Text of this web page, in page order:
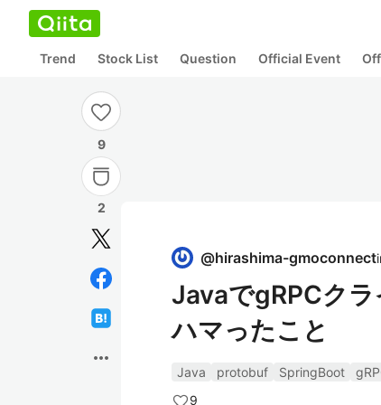
Trend Stock List Question Official Event
9
2
more_horiz
@hirashima-gmoconnect
JavaでgRPCク
ハマったこと
Java protobuf SpringBoot
9